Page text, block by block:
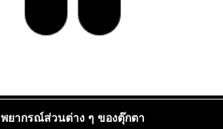
พยากรณ์ส่วนต่าง ๆ ของตุ๊กตา